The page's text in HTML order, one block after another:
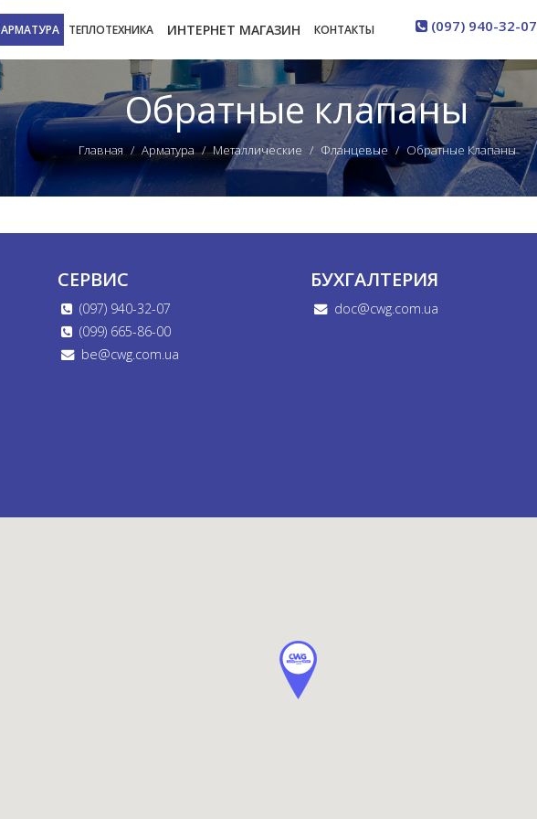
АРМАТУРА ТЕПЛОТЕХНИКА ИНТЕРНЕТ МАГАЗИН КОНТАКТЫ (097) 940-32-07
Обратные клапаны
Главная Арматура Металлические Фланцевые Обратные Клапаны
СЕРВИС
(097) 940-32-07
(099) 665-86-00
be@cwg.com.ua
БУХГАЛТЕРИЯ
doc@cwg.com.ua